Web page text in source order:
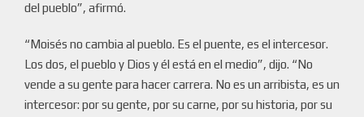
del pueblo”, afirmó.
“Moisés no cambia al pueblo. Es el puente, es el intercesor.
Los dos, el pueblo y Dios y él está en el medio”, dijo. “No
vende a su gente para hacer carrera. No es un arribista, es un
intercesor: por su gente, por su carne, por su historia, por su